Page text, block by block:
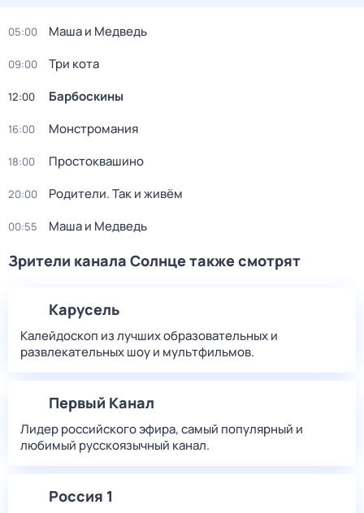
05:00 Маша и Медведь
09:00 Три кота
12:00 Барбоскины
16:00 Монстромания
18:00 Простоквашино
20:00 Родители. Так и живём
00:55 Маша и Медведь
Зрители канала Солнце также смотрят
Карусель
Калейдоскоп из лучших образовательных и
развлекательных шоу и мультфильмов.
Первый Канал
Лидер российского эфира, самый популярный и
любимый русскоязычный канал.
Россия 1